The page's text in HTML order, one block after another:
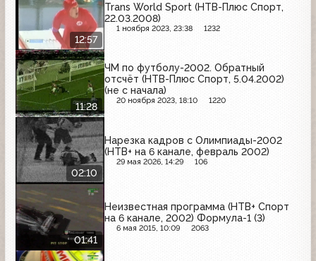
12:57
Trans World Sport (НТВ-Плюс Спорт,
22.03.2008)
1 ноября 2023, 23:38 1232
11:28
ЧМ по футболу-2002. Обратный
отсчёт (НТВ-Плюс Спорт, 5.04.2002)
(не с начала)
20 ноября 2023, 18:10 1220
02:10
Нарезка кадров с Олимпиады-2002
(НТВ+ на 6 канале, февраль 2002)
29 мая 2026, 14:29 106
01:41
Неизвестная программа (НТВ+ Спорт
на 6 канале, 2002) Формула-1 (3)
6 мая 2015, 10:09 2063